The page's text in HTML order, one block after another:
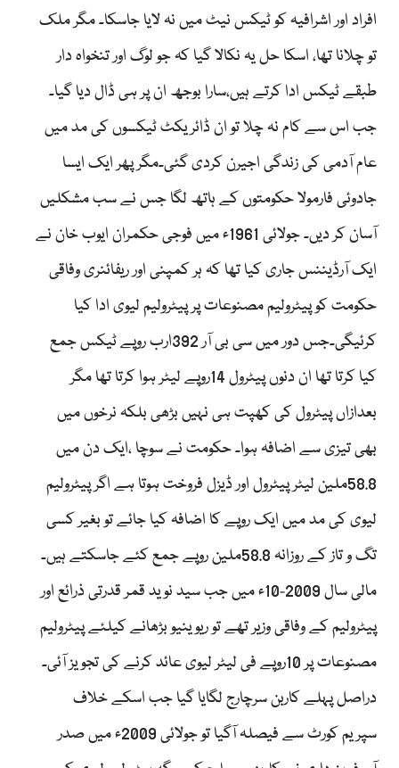
افراد اور اشرافیہ کو ٹیکس نیٹ میں نہ لایا جاسکا۔ مگر ملک
تو چلانا تھا، اسکا حل یہ نکالا گیا کہ جو لوگ اور تنخواہ دار
طبقے ٹیکس ادا کرتے ہیں،سارا بوجھ ان پر ہی ڈال دیا گیا۔
جب اس سے کام نہ چلا تو ان ڈائریکٹ ٹیکسوں کی مد میں
عام آدمی کی زندگی اجیرن کردی گئی۔مگر پھر ایک ایسا
جادوئی فارمولا حکومتوں کے ہاتھ لگا جس نے سب مشکلیں
آسان کر دیں۔ جولائی 1961ء میں فوجی حکمران ایوب خان نے
ایک آرڈیننس جاری کیا تھا کہ ہر کمپنی اور ریفائنری وفاقی
حکومت کو پیٹرولیم مصنوعات پر پیٹرولیم لیوی ادا کیا
کرئیگی۔جس دور میں سی بی آر 392ارب روپے ٹیکس جمع
کیا کرتا تھا ان دنوں پیٹرول 14روپے لیٹر ہوا کرتا تھا مگر
بعدازاں پیٹرول کی کھپت ہی نہیں بڑھی بلکہ نرخوں میں
بھی تیزی سے اضافہ ہوا۔ حکومت نے سوچا ،ایک دن میں
58.8ملین لیٹر پیٹرول اور ڈیزل فروخت ہوتا ہے اگر پیٹرولیم
لیوی کی مد میں ایک روپے کا اضافہ کیا جائے تو بغیر کسی
تگ و تاز کے روزانہ 58.8ملین روپے جمع کئے جاسکتے ہیں۔
مالی سال 2009-10ء میں جب سید نوید قمر قدرتی ذرائع اور
پیٹرولیم کے وفاقی وزیر تھے تو ریوینیو بڑھانے کیلئے پیٹرولیم
مصنوعات پر 10روپے فی لیٹر لیوی عائد کرنے کی تجویز آئی۔
دراصل پہلے کاربن سرچارج لگایا گیا جب اسکے خلاف
سپریم کورٹ سے فیصلہ آگیا تو جولائی 2009ء میں صدر